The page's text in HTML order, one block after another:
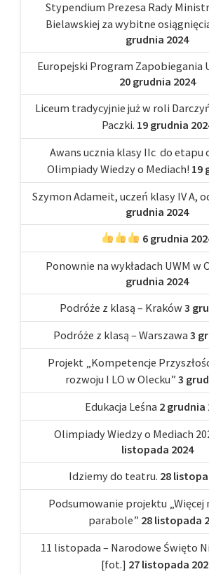
Stypendium Prezesa Rady
Bielawskiej za wybitne
grudnia 2024
Europejski Program Zapobiegania
20 grudnia 2024
Liceum tradycyjnie już w roli
Paczki. 19 grudnia
Awans ucznia klasy IIc do etapu
Olimpiady Wiedzy o Mediach! 19
Szymon Adameit, uczeń klasy IV A,
grudnia 2024
6 grudnia
Ponownie na wykładach UWM
grudnia 2024
Podróże z klasą – Kraków 3
Podróże z klasą – Warszawa 3
Projekt „Kompetencje
rozwoju I LO w Olecku” 3
Edukacja Leśna 2 grudnia
Olimpiady Wiedzy o Mediach
listopada 2024
Idziemy do teatru. 28
Podsumowanie projektu „Więcej
parabole” 28 listopada
11 listopada – Narodowe Święto
[fot.] 27 listopada